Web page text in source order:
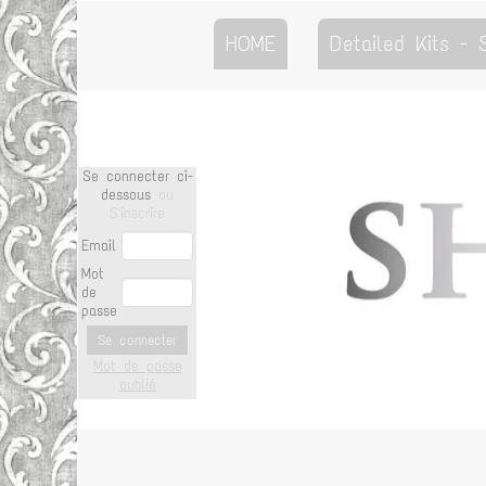
HOME Detailed Kits -
Se connecter ci-
dessous
Email
Mot
de
passe
Se connecter
Mot de passe